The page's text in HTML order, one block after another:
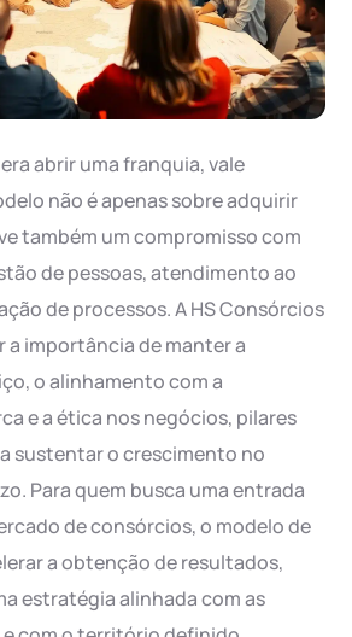
abrir uma franquia, vale
não é apenas sobre adquirir
também um compromisso com
de pessoas, atendimento ao
de processos. A HS Consórcios
importância de manter a
o alinhamento com a
e a ética nos negócios, pilares
sustentar o crescimento no
Para quem busca uma entrada
de consórcios, o modelo de
a obtenção de resultados,
estratégia alinhada com as